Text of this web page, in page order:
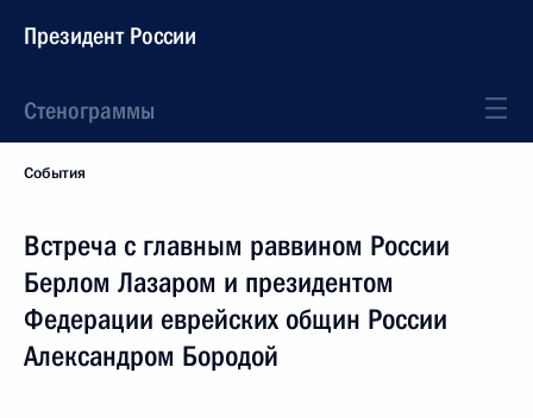
Президент России
Стенограммы
События
Встреча с главным раввином России
Берлом Лазаром и президентом
Федерации еврейских общин России
Александром Бородой